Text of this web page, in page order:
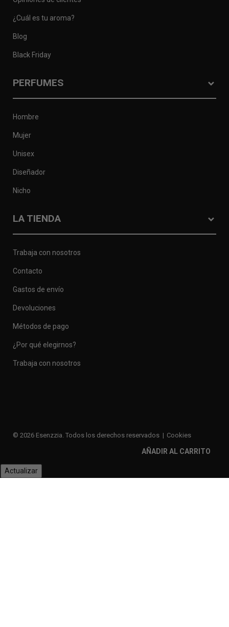
AÑADIR AL CARRITO
¿Cuál es tu aroma?
Blog
Black Friday
PERFUMES
Hombre
Mujer
Unisex
Diseñador
Nicho
LA TIENDA
Trabaja con nosotros
Contacto
Gastos de envío
Devoluciones
Métodos de pago
¿Por qué elegirnos?
Trabaja con nosotros
© 2026 Esenzzia. Todos los derechos reservados
Cookies